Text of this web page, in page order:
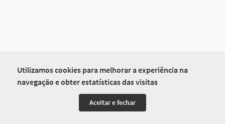
Utilizamos cookies para melhorar a experiência na
navegação e obter estatísticas das visitas
Aceitar e fechar